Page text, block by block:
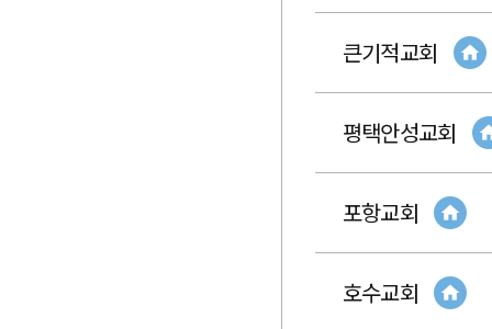
큰기적교회
평택안성교회
포항교회
호수교회